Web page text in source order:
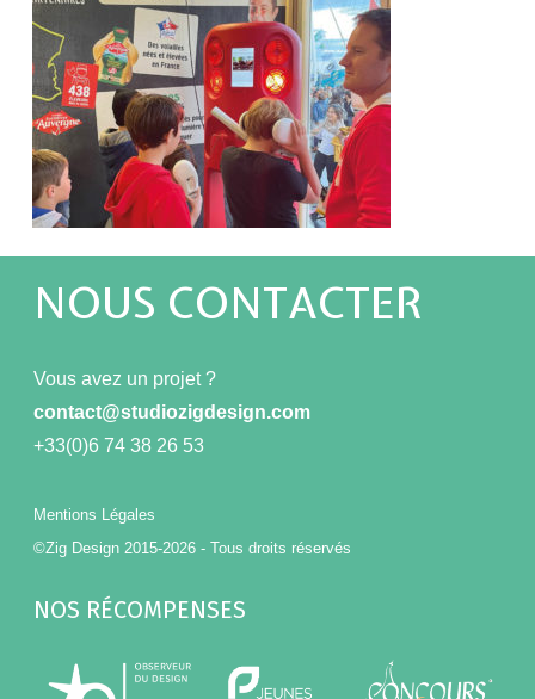
NOUS CONTACTER
Vous avez un projet ?
contact@studiozigdesign.com
+33(0)6 74 38 26 53
Mentions Légales
©Zig Design 2015-2026 - Tous droits réservés
NOS RÉCOMPENSES